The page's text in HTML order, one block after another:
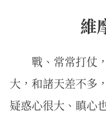
維
戰、常常打仗
大，和諸天差不多
疑惑心很大、瞋心